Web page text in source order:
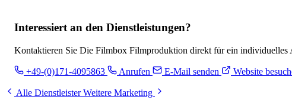
Interessiert an den Dienstleistungen?
Kontaktieren Sie Die Filmbox Filmproduktion direkt für ein individuelles
+49-(0)171-4095863 Anrufen E-Mail senden Website
Alle DienstleisterWeitere Marketing